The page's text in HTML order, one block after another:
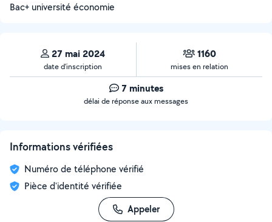
Bac+ université économie
27 mai 2024
date d’inscription
1160
mises en relation
7 minutes
délai de réponse aux messages
Informations vérifiées
Numéro de téléphone vérifié
Pièce d'identité vérifiée
Appeler